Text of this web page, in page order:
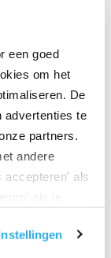
een goed
om het
De
advertenties te
partners.
andere
accepteren' als
het beleid van
ging de rente
voor
De
uit
Bij de